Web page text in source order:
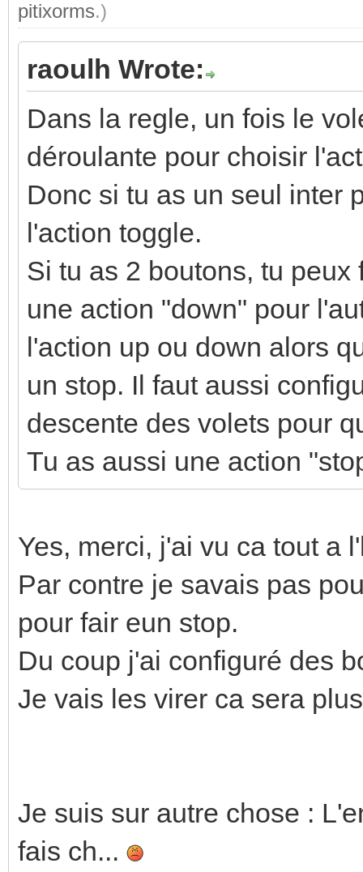
pitixorms.)
raoulh Wrote:
Dans la regle, un fois le
déroulante pour choisir
Donc si tu as un seul inter
l'action toggle.
Si tu as 2 boutons, tu
une action "down" pour
l'action up ou down alors
un stop. Il faut aussi
descente des volets pour
Tu as aussi une action
Yes, merci, j'ai vu ca tout a
Par contre je savais pas
pour fair eun stop.
Du coup j'ai configuré des
Je vais les virer ca sera
Je suis sur autre chose :
fais ch...